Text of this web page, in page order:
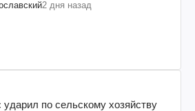
2 дня назад
по сельскому хозяйству